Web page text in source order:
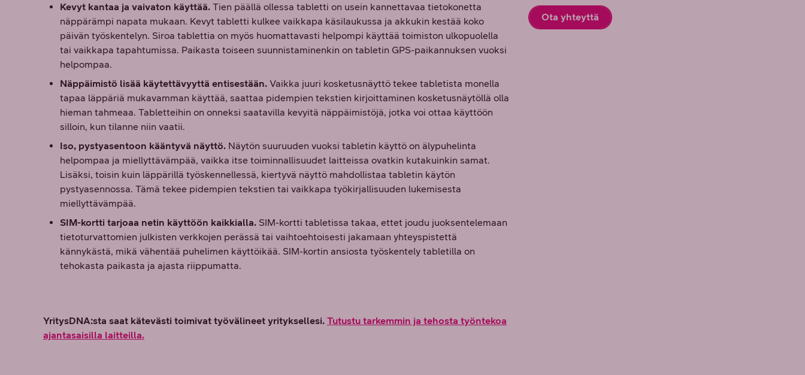
Kevyt kantaa ja vaivaton käyttää. Tien päällä ollessa tabletti on usein kannettavaa tietokonetta
näppärämpi napata mukaan. Kevyt tabletti kulkee vaikkapa käsilaukussa ja akkukin kestää koko
päivän työskentelyn. Siroa tablettia on myös huomattavasti helpompi käyttää toimiston ulkopuolella
tai vaikkapa tapahtumissa. Paikasta toiseen suunnistaminenkin on tabletin GPS-paikannuksen vuoksi
helpompaa.
Näppäimistö lisää käytettävyyttä entisestään. Vaikka juuri kosketusnäyttö tekee tabletista monella
tapaa läppäriä mukavamman käyttää, saattaa pidempien tekstien kirjoittaminen kosketusnäytöllä olla
hieman tahmeaa. Tabletteihin on onneksi saatavilla kevyitä näppäimistöjä, jotka voi ottaa käyttöön
silloin, kun tilanne niin vaatii.
Iso, pystyasentoon kääntyvä näyttö. Näytön suuruuden vuoksi tabletin käyttö on älypuhelinta
helpompaa ja miellyttävämpää, vaikka itse toiminnallisuudet laitteissa ovatkin kutakuinkin samat.
Lisäksi, toisin kuin läppärillä työskennellessä, kiertyvä näyttö mahdollistaa tabletin käytön
pystyasennossa. Tämä tekee pidempien tekstien tai vaikkapa työkirjallisuuden lukemisesta
miellyttävämpää.
SIM-kortti tarjoaa netin käyttöön kaikkialla. SIM-kortti tabletissa takaa, ettet joudu juoksentelemaan
tietoturvattomien julkisten verkkojen perässä tai vaihtoehtoisesti jakamaan yhteyspistettä
kännykästä, mikä vähentää puhelimen käyttöikää. SIM-kortin ansiosta työskentely tabletilla on
tehokasta paikasta ja ajasta riippumatta.
YritysDNA:sta saat kätevästi toimivat työvälineet yrityksellesi. Tutustu tarkemmin ja tehosta työntekoa
ajantasaisilla laitteilla.
Ota yhteyttä